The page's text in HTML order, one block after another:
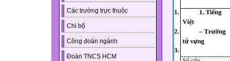
Các trường trực thuộc
Chi bộ
Công đoàn ngành
Đoàn TNCS HCM